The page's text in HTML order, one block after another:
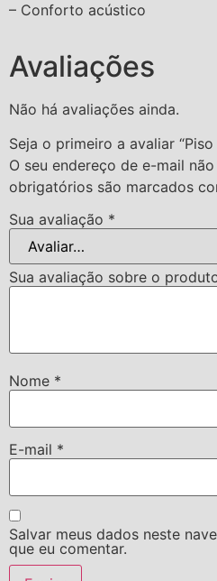
– Conforto acústico
Avaliações
Não há avaliações ainda.
Seja o primeiro a avaliar “Piso
O seu endereço de e-mail
obrigatórios são marcados
Sua avaliação *
Sua avaliação sobre o
Nome *
E-mail *
Salvar meus dados neste
que eu comentar.